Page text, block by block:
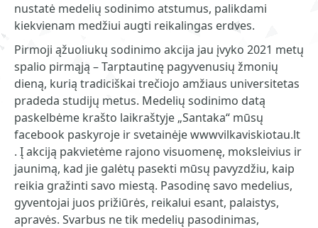
nustatė medelių sodinimo atstumus, palikdami
kiekvienam medžiui augti reikalingas erdves.
Pirmoji ąžuoliukų sodinimo akcija jau įvyko 2021 metų
spalio pirmąją – Tarptautinę pagyvenusių žmonių
dieną, kurią tradiciškai trečiojo amžiaus universitetas
pradeda studijų metus. Medelių sodinimo datą
paskelbėme krašto laikraštyje „Santaka“ mūsų
facebook paskyroje ir svetainėje wwwvilkaviskiotau.lt
. Į akciją pakvietėme rajono visuomenę, moksleivius ir
jaunimą, kad jie galėtų pasekti mūsų pavyzdžiu, kaip
reikia gražinti savo miestą. Pasodinę savo medelius,
gyventojai juos prižiūrės, reikalui esant, palaistys,
apravės. Svarbus ne tik medelių pasodinimas,